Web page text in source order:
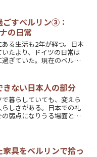
ごすベルリン③：
の日常
ある生活も2年が経つ。日本
たより、ドイツの日常は
ぎていた。現在のベルリ
きない日本人の部分
暮らしていても、変えら
しさがある。日本での礼
弱点になりうる場面と
家具をベルリンで拾っ